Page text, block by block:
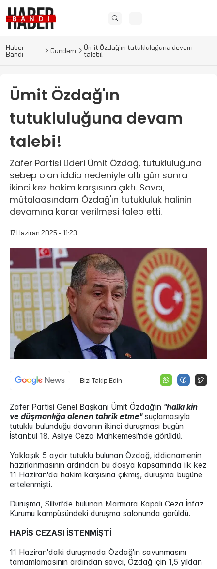
Haber
Bandı Gündem Ümit Özdağ'ın tutukluluğuna devam
talebi!
Ümit Özdağ'ın
tutukluluğuna devam
talebi!
Zafer Partisi Lideri Ümit Özdağ, tutukluluğuna
sebep olan iddia nedeniyle altı gün sonra
ikinci kez hakim karşısına çıktı. Savcı,
mütalaasındam Özdağ'ın tutukluluk halinin
devamına karar verilmesi talep etti.
17 Haziran 2025 - 11:23
Bizi Takip Edin
Zafer Partisi Genel Başkanı Ümit Özdağ’ın "halkı kin
ve düşmanlığa alenen tahrik etme"suçlamasıyla
tutuklu bulunduğu davanın ikinci duruşması bugün
İstanbul 18. Asliye Ceza Mahkemesi'nde görüldü.
Yaklaşık 5 aydır tutuklu bulunan Özdağ, iddianamenin
hazırlanmasının ardından bu dosya kapsamında ilk kez
11 Haziran'da hakim karşısına çıkmış, duruşma bugüne
ertelenmişti.
Duruşma, Silivri’de bulunan Marmara Kapalı Ceza İnfaz
Kurumu kampüsündeki duruşma salonunda görüldü.
HAPİS CEZASI İSTENMİŞTİ
11 Haziran'daki duruşmada Özdağ'ın savunmasını
tamamlamasının ardından savcı, Özdağ için 1,5 yıldan